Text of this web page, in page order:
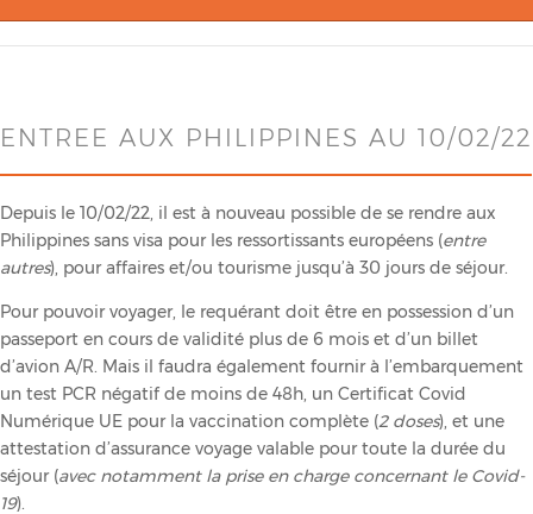
ENTREE AUX PHILIPPINES AU 10/02/22
Depuis le 10/02/22, il est à nouveau possible de se rendre aux
Philippines sans visa pour les ressortissants européens (entre
autres), pour affaires et/ou tourisme jusqu’à 30 jours de séjour.
Pour pouvoir voyager, le requérant doit être en possession d’un
passeport en cours de validité plus de 6 mois et d’un billet
d’avion A/R. Mais il faudra également fournir à l’embarquement
un test PCR négatif de moins de 48h, un Certificat Covid
Numérique UE pour la vaccination complète (2 doses), et une
attestation d’assurance voyage valable pour toute la durée du
séjour (avec notamment la prise en charge concernant le Covid-
19).